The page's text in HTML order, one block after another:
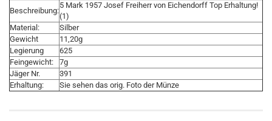
Beschreibung:
5 Mark 1957 Josef Freiherr von Eichendorff Top Erhaltung!
(1)
Material:
Silber
Gewicht
11,20g
Legierung
625
Feingewicht:
7g
Jäger Nr.
391
Erhaltung:
Sie sehen das orig. Foto der Münze